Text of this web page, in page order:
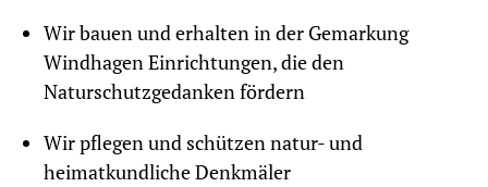
Wir bauen und erhalten in der Gemarkung
Windhagen Einrichtungen, die den
Naturschutzgedanken fördern
Wir pflegen und schützen natur- und
heimatkundliche Denkmäler